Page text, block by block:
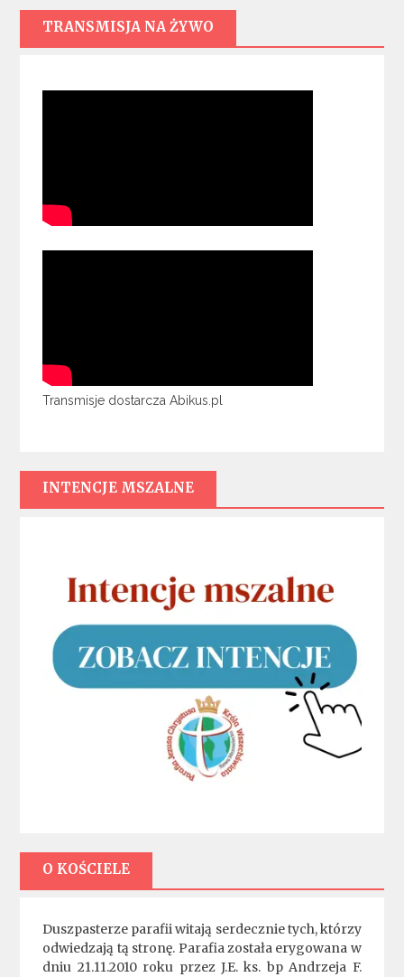
TRANSMISJA NA ŻYWO
Transmisje dostarcza Abikus.pl
INTENCJE MSZALNE
O KOŚCIELE
Duszpasterze parafii witają serdecznie tych, którzy
odwiedzają tą stronę. Parafia została erygowana w
dniu 21.11.2010 roku przez J.E. ks. bp Andrzeja F.